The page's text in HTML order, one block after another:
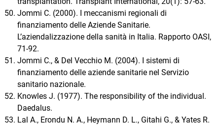
Jommi C. (2000). I meccanismi regionali di
finanziamento delle Aziende Sanitarie.
L’aziendalizzazione della sanità in Italia. Rapporto OASI,
71-92.
Jommi C., & Del Vecchio M. (2004). I sistemi di
finanziamento delle aziende sanitarie nel Servizio
sanitario nazionale.
Knowles J. (1977). The responsibility of the individual.
Daedalus.
Lal A., Erondu N. A., Heymann D. L., Gitahi G., & Yates R.